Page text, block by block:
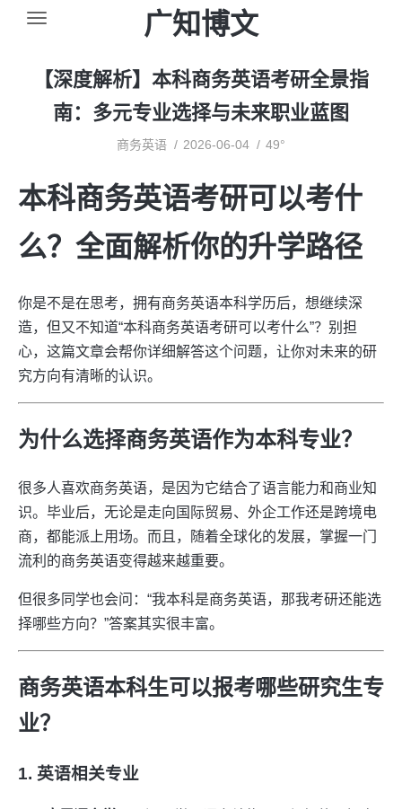
广知博文
【深度解析】本科商务英语考研全景指
南：多元专业选择与未来职业蓝图
商务英语 2026-06-04 49°
本科商务英语考研可以考什
么？全面解析你的升学路径
你是不是在思考，拥有商务英语本科学历后，想继续深
造，但又不知道“本科商务英语考研可以考什么”？别担
心，这篇文章会帮你详细解答这个问题，让你对未来的研
究方向有清晰的认识。
为什么选择商务英语作为本科专业？
很多人喜欢商务英语，是因为它结合了语言能力和商业知
识。毕业后，无论是走向国际贸易、外企工作还是跨境电
商，都能派上用场。而且，随着全球化的发展，掌握一门
流利的商务英语变得越来越重要。
但很多同学也会问：“我本科是商务英语，那我考研还能选
择哪些方向？”答案其实很丰富。
商务英语本科生可以报考哪些研究生专
业？
1. 英语相关专业